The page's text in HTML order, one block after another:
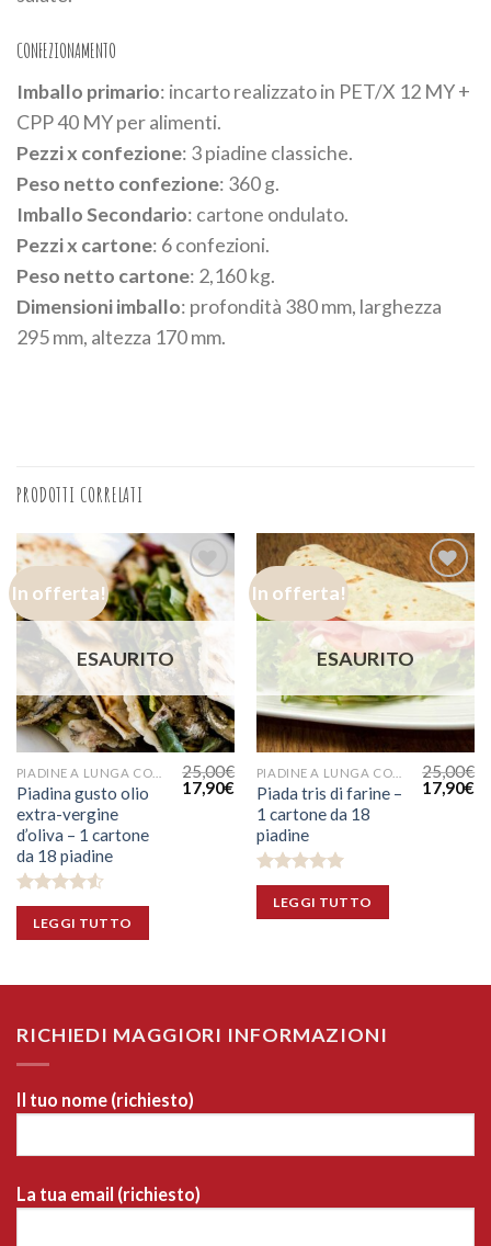
CONFEZIONAMENTO
Imballo primario: incarto realizzato in PET/X 12 MY +
CPP 40 MY per alimenti.
Pezzi x confezione: 3 piadine classiche.
Peso netto confezione: 360 g.
Imballo Secondario: cartone ondulato.
Pezzi x cartone: 6 confezioni.
Peso netto cartone: 2,160 kg.
Dimensioni imballo: profondità 380 mm, larghezza
295 mm, altezza 170 mm.
PRODOTTI CORRELATI
In offerta!
Aggiungi
alla lista
dei
desideri
ESAURITO
Piadina gusto olio
extra-vergine
d’oliva – 1 cartone
da 18 piadine
Valutato
4.50su 5
25,00€
17,90€
LEGGI TUTTO
In offerta!
Aggiungi
alla lista
dei
desideri
ESAURITO
Piada tris di farine –
1 cartone da 18
piadine
Valutato
5.00su 5
25,00€
17,90€
LEGGI TUTTO
RICHIEDI MAGGIORI INFORMAZIONI
Il tuo nome (richiesto)
La tua email (richiesto)